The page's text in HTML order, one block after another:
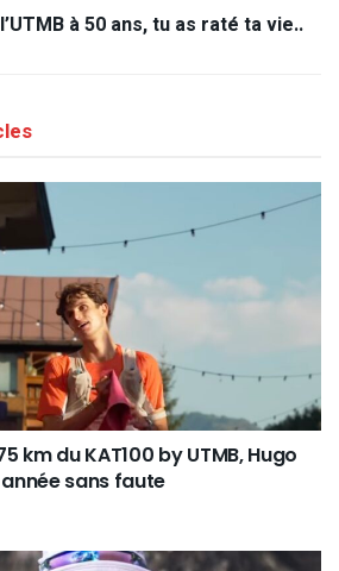
à 50 ans, tu as raté ta vie..
km du KAT100 by UTMB, Hugo
sans faute